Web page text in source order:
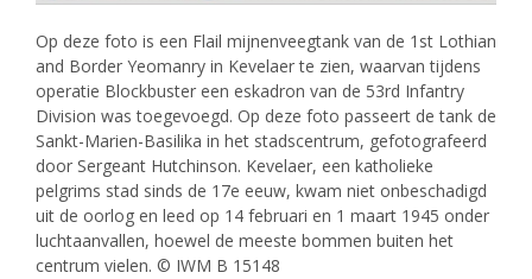
Op deze foto is een Flail mijnenveegtank van de 1st Lothian
and Border Yeomanry in Kevelaer te zien, waarvan tijdens
operatie Blockbuster een eskadron van de 53rd Infantry
Division was toegevoegd. Op deze foto passeert de tank de
Sankt-Marien-Basilika in het stadscentrum, gefotografeerd
door Sergeant Hutchinson. Kevelaer, een katholieke
pelgrims stad sinds de 17e eeuw, kwam niet onbeschadigd
uit de oorlog en leed op 14 februari en 1 maart 1945 onder
luchtaanvallen, hoewel de meeste bommen buiten het
centrum vielen. © IWM B 15148